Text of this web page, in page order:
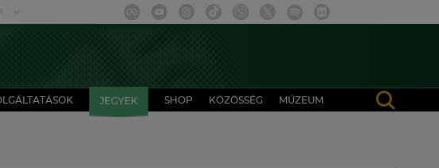
JEGYEK SHOP KÖZÖSSÉG MÚZEUM